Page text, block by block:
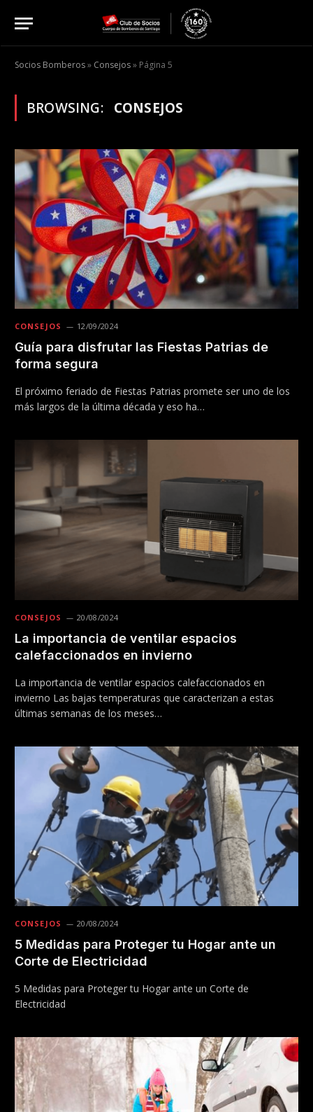
Socios Bomberos» Consejos» Página 5
BROWSING: CONSEJOS
CONSEJOS 12/09/2024
Guía para disfrutar las Fiestas Patrias de
forma segura
El próximo feriado de Fiestas Patrias promete ser uno de los
más largos de la última década y eso ha…
CONSEJOS 20/08/2024
La importancia de ventilar espacios
calefaccionados en invierno
La importancia de ventilar espacios calefaccionados en
invierno Las bajas temperaturas que caracterizan a estas
últimas semanas de los meses…
CONSEJOS 20/08/2024
5 Medidas para Proteger tu Hogar ante un
Corte de Electricidad
5 Medidas para Proteger tu Hogar ante un Corte de
Electricidad